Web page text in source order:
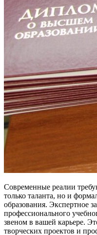
Современные реалии
только таланта, но и
образования. Экспертное
профессионального
звеном в вашей карьере.
творческих проектов и